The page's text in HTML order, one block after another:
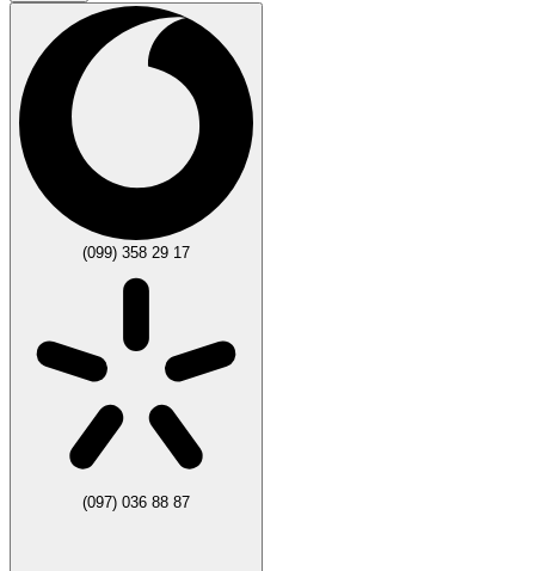
(099) 358 29 17
(097) 036 88 87